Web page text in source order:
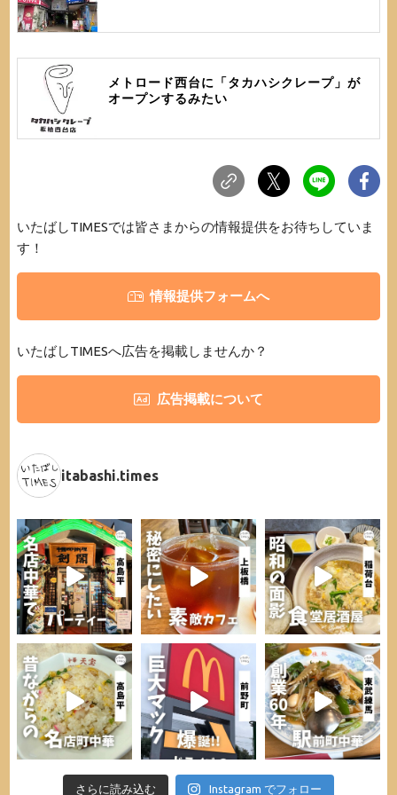
メトロード西台に「タカハシクレープ」が
オープンするみたい
いたばしTIMESでは皆さまからの情報提供をお待ちしていま
す！
情報提供フォームへ
いたばしTIMESへ広告を掲載しませんか？
広告掲載について
itabashi.times
さらに読み込む Instagram でフォロー